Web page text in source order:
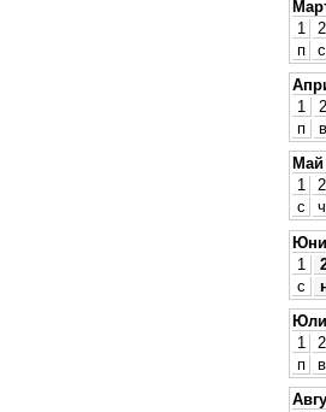
1
2
п
с
1
2
п
в
Май
1
2
с
ч
Юни
1
с
Юли
1
2
п
в